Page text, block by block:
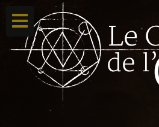
Accueil
Ton compte